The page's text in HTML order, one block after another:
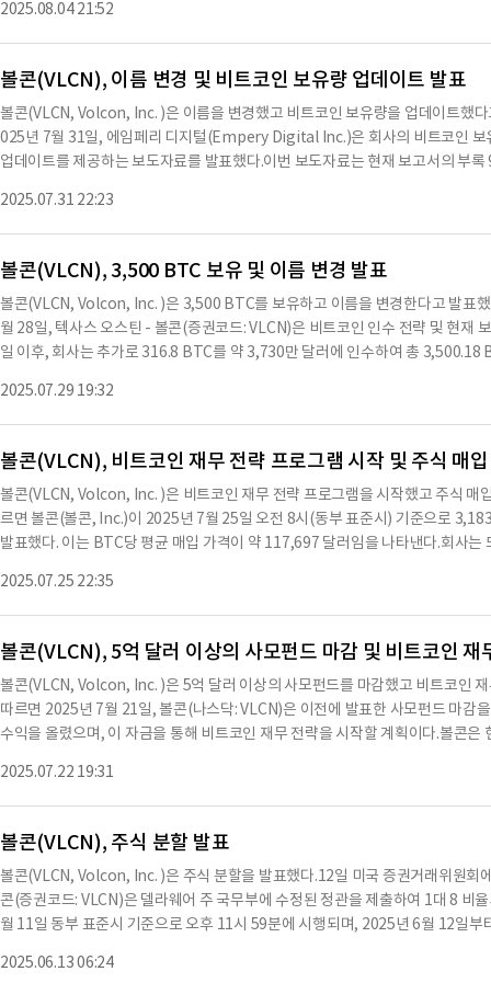
전 세계적으로 신뢰받는 비트코인 집합체가 되는 것을 목표로 하고 있다.볼콘은
질의 지속 가능한 전기 차량을 아웃도어 커뮤니티에 공급하고 있다.전기 스포츠
예정이다.볼콘 모빌리티의 전기 차량은 환경적 이점뿐만 아니라 거의 무소음으
한다.또한, 볼콘의 미디어, 딜러, 투자자 및 마케팅 관련 연락처는 각각
@volcon.com, marketing@volcon.com, digital@volcon.com으로 제공된
용으로 수치나 문맥상 요약이 컨텐츠 원문과 다를 수 있습니다. 해당 컨텐츠는
독하시기 바랍니다.
2025.08.04 21:52
볼콘(VLCN), 이름 변경 및 비트코인 보유량 업데이트 발표
볼콘(VLCN, Volcon, Inc. )은 이름을 변경했고 비트코인 보유량을 업데이트했
025년 7월 31일, 에임페리 디지털(Empery Digital Inc.)은 회사의 비트코인 보
업데이트를 제공하는 보도자료를 발표했다.이번 보도자료는 현재 보고서의 부
며, 1933년 증권법에 따라 제출된 어떤 서류에도 참조로 포함되지 않는다.2025
출하여 회사의 이름을 '볼콘'에서 '에임페리 디지털'로 변경했다.이름 변경과 관
보통주(주당 액면가 $0.00001)는 나스닥에서 새로운 주식 기호 'EMPD'로 거래
관련하여 변경되지 않았다.2025년 7월 28일 이후, 회사는 추가로 303.04 BTC
보유하게 되었으며, 총 구매가는 약 4억 4,800만 달러로, BTC당 평균 구매가는
코인 재무 전략을 채택하여 비트코인의 저비용, 자본 효율적인 글로벌 신뢰 집
전기 스포츠 차량을 위한 고품질 및 지속 가능한 전기 차량을 공급하는 최초의
수 있는 기회
2025.07.31 22:23
볼콘(VLCN), 3,500 BTC 보유 및 이름 변경 발표
볼콘(VLCN, Volcon, Inc. )은 3,500 BTC를 보유하고 이름을 변경한다고 발표
월 28일, 텍사스 오스틴 - 볼콘(증권코드: VLCN)은 비트코인 인수 전략 및 현재
일 이후, 회사는 추가로 316.8 BTC를 약 3,730만 달러에 인수하여 총
상품 판매를 통해 비용을 절감한 결과다.볼콘은 추가로 단기 풋 계약을 판매하
으로 추가 BTC를 구매할 수 있는 옵션을 확보했다.볼콘의 공동 CEO이자 회장
마친 이후, 제미니 OTC 데스크는 볼콘 재무팀과 완벽하게 협력해왔다. 제미니
고 효과적인 소통을 해왔다. 우리는 제미니를 우리의 수탁자이자 전략적 디지털
하고 있다. 우리는 이제 정산된 BTC 보유량을 분리된 콜드 스토리지로 이동하
로벌 기관 담당자인 브래드 보프니는 “볼콘 팀과의 협력은 매우 뛰어났다. 제미
왔으며, 볼콘의 경험은 제미니의 OTC 데스크가 동일하게 견고하다는 것을 강조
은 고품질의 지속 가능한 전기 차량을 아웃
2025.07.29 19:32
볼콘(VLCN), 비트코인 재무 전략 프로그램 시작 및 주식 매
볼콘(VLCN, Volcon, Inc. )은 비트코인 재무 전략 프로그램을 시작했고 주식 매
르면 볼콘(볼콘, Inc.)이 2025년 7월 25일 오전 8시(동부 표준시) 기준으로
발표했다. 이는 BTC당 평균 매입 가격이 약 117,697 달러임을 나타낸다.회사
을 줄이는 전략을 취하고 있다. 이는 회사의 지속적인 BTC 매입 전략과 잘 맞아
재무 전략은 비트코인을 지속 가능한 장기 가치 저장 수단이자 강력한 재무 자
의 지속적인 집합체로서, 우리는 팀의 수십 년간의 헤지펀드 경험을 활용하여
법을 구현할 것이다. 이를 통해 투자자들에게 공공 주식 시장 재무 구조를 통해
장 적으며, 비용이 가장 낮은 방법으로 제공할 것이다."다.또한, 회사의 이사회
볼콘은 이제 향후 24개월 동안 1억 달러의 보통주를 매입할 수 있는 권한을 부
(NAV)를 지원하고 NAV 이하의 주가에서 BTC를 추가할 수 있는 유연성을 제공
회사의 이사회는 주
2025.07.25 22:35
볼콘(VLCN), 5억 달러 이상의 사모펀드 마감 및 비트코인 재
볼콘(VLCN, Volcon, Inc. )은 5억 달러 이상의 사모펀드를 마감했고 비트코인
따르면 2025년 7월 21일, 볼콘(나스닥: VLCN)은 이전에 발표한 사모펀드 마감
수익을 올렸으며, 이 자금을 통해 비트코인 재무 전략을 시작할 계획이다.볼콘
제공업체들이 참여했으며, 전통 금융 투자자들의 강력한 참여도 있었다.볼콘은
게 여러 거래 시장에서 추가 상장 기회를 제공할 예정이다.앞으로 몇 주 내에 볼
경할 계획이다.볼콘 파워 스포츠 사업부는 엠페리 모빌리티라는 이름을 채택할
위해 볼콘은 제미니와 전략적 디지털 자산 서비스 계약을 체결했다.볼콘은 기존
구매했으며, 이번 거래의 순수익은 이미 제미니의 수탁 계좌에 입금됐다.현재
BTC는 사모펀드에서 현금 구독 대신 받은 것이다.볼콘은 이 거래 발표 이후 기
며, 향후 모든 판매는 시장 상황에 따라 달라질 것이다.볼콘은 이사회에 라이언
2025.07.22 19:31
볼콘(VLCN), 주식 분할 발표
볼콘(VLCN, Volcon, Inc. )은 주식 분할을 발표했다.12일 미국 증권거래위원회
콘(증권코드: VLCN)은 델라웨어 주 국무부에 수정된 정관을 제출하여 1대 8 비
월 11일 동부 표준시 기준으로 오후 11시 59분에 시행되며, 2025년 6월 12일부
025년 6월 12일 거래 시작 전 발행된 볼콘의 보통주 8주는 자동으로 1주로 통
2025.06.13 06:24